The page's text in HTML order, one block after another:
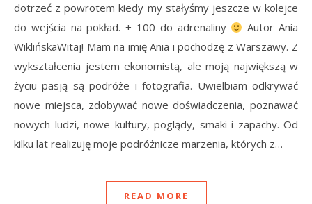
dotrzeć z powrotem kiedy my stałyśmy jeszcze w kolejce
do wejścia na pokład. + 100 do adrenaliny
Autor Ania
WiklińskaWitaj! Mam na imię Ania i pochodzę z Warszawy. Z
wykształcenia jestem ekonomistą, ale moją największą w
życiu pasją są podróże i fotografia. Uwielbiam odkrywać
nowe miejsca, zdobywać nowe doświadczenia, poznawać
nowych ludzi, nowe kultury, poglądy, smaki i zapachy. Od
kilku lat realizuję moje podróżnicze marzenia, których z…
READ MORE